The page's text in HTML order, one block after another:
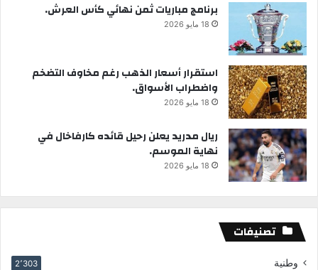
برنامج مباريات ثمن نهائي كأس العرش.
18 مايو 2026
استقرار أسعار الذهب رغم مخاوف التضخم
واضطراب الأسواق.
18 مايو 2026
ريال مدريد يعلن رحيل قائده كارفاخال في
نهاية الموسم.
18 مايو 2026
تصنيفات
وطنية 2٬303